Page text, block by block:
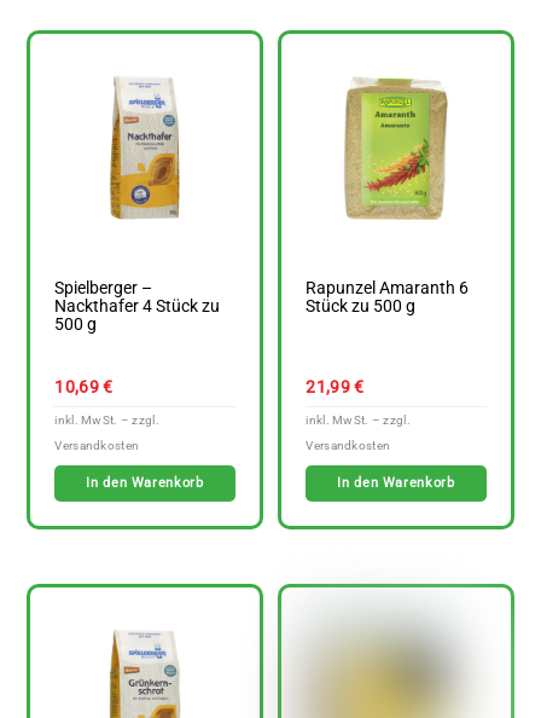
Spielberger –
Nackthafer 4 Stück zu
500 g
10,69€
In den Warenkorb
Rapunzel Amaranth 6
Stück zu 500 g
21,99€
In den Warenkorb